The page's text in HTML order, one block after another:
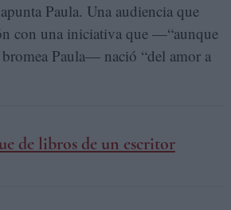
Paula. Una audiencia que
con una iniciativa que —“aunque
bromea Paula— nació “del amor a
de libros de un escritor